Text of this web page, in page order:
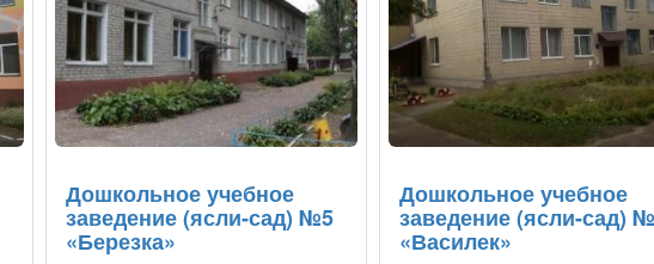
Дошкольное учебное
заведение (ясли-сад) №5
«Березка»
Дошкольное учебное
заведение (ясли-сад)
«Василек»